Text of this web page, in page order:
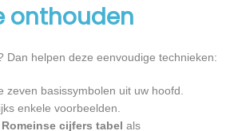
onthouden
Dan helpen deze eenvoudige technieken:
zeven basissymbolen uit uw hoofd.
enkele voorbeelden.
Romeinse cijfers tabel als